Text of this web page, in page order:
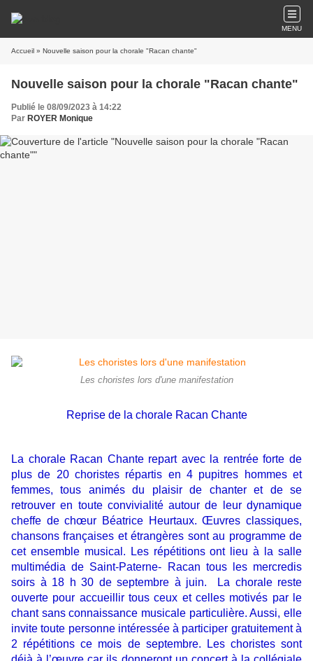
MENU
Accueil » Nouvelle saison pour la chorale "Racan chante"
Nouvelle saison pour la chorale "Racan chante"
Publié le 08/09/2023 à 14:22
Par ROYER Monique
Les choristes lors d'une manifestation
Reprise de la chorale Racan Chante
La chorale Racan Chante repart avec la rentrée forte de
plus de 20 choristes répartis en 4 pupitres hommes et
femmes, tous animés du plaisir de chanter et de se
retrouver en toute convivialité autour de leur dynamique
cheffe de chœur Béatrice Heurtaux. Œuvres classiques,
chansons françaises et étrangères sont au programme de
cet ensemble musical. Les répétitions ont lieu à la salle
multimédia de Saint-Paterne- Racan tous les mercredis
soirs à 18 h 30 de septembre à juin. La chorale reste
ouverte pour accueillir tous ceux et celles motivés par le
chant sans connaissance musicale particulière. Aussi, elle
invite toute personne intéressée à participer gratuitement à
2 répétitions ce mois de septembre. Les choristes sont